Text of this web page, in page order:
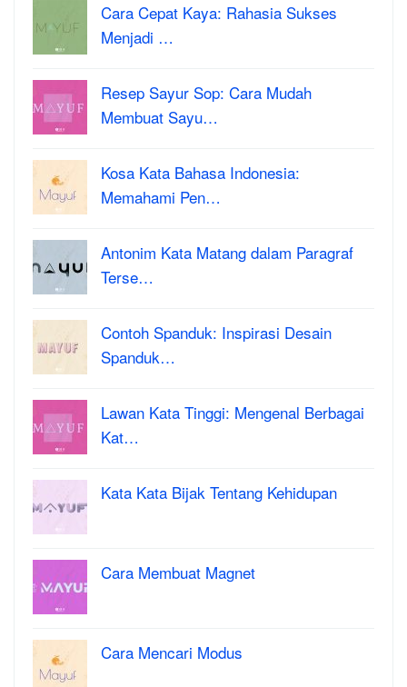
Cara Cepat Kaya: Rahasia Sukses
Menjadi …
Resep Sayur Sop: Cara Mudah
Membuat Sayu…
Kosa Kata Bahasa Indonesia:
Memahami Pen…
Antonim Kata Matang dalam Paragraf
Terse…
Contoh Spanduk: Inspirasi Desain
Spanduk…
Lawan Kata Tinggi: Mengenal Berbagai
Kat…
Kata Kata Bijak Tentang Kehidupan
Cara Membuat Magnet
Cara Mencari Modus